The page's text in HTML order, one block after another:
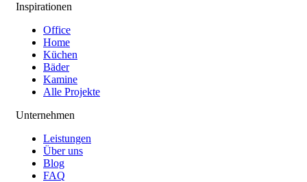
Inspirationen
Office
Home
Küchen
Bäder
Kamine
Alle Projekte
Unternehmen
Leistungen
Über uns
Blog
FAQ